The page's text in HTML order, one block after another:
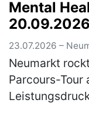
star…(mehr)
Mental
23.07.2026 –
Neumarkt
Parcours-